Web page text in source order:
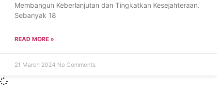
Membangun Keberlanjutan dan Tingkatkan Kesejahteraan.
Sebanyak 18
READ MORE »
21 March 2024 No Comments